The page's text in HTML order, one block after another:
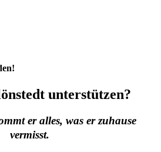
unterstützen?
er alles, was er zuhause
vermisst.